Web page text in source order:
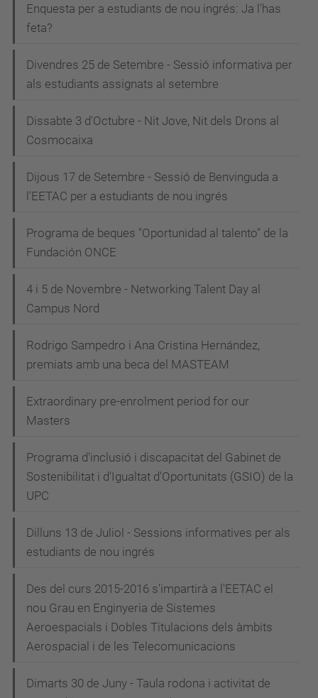
Enquesta per a estudiants de nou ingrés: Ja l'has
feta?
Divendres 25 de Setembre - Sessió informativa per
als estudiants assignats al setembre
Dissabte 3 d'Octubre - Nit Jove, Nit dels Drons al
Cosmocaixa
Dijous 17 de Setembre - Sessió de Benvinguda a
l'EETAC per a estudiants de nou ingrés
Programa de beques "Oportunidad al talento" de la
Fundación ONCE
4 i 5 de Novembre - Networking Talent Day al
Campus Nord
Rodrigo Sampedro i Ana Cristina Hernández,
premiats amb una beca del MASTEAM
Extraordinary pre-enrolment period for our
Masters
Programa d'inclusió i discapacitat del Gabinet de
Sostenibilitat i d'Igualtat d'Oportunitats (GSIO) de la
UPC
Dilluns 13 de Juliol - Sessions informatives per als
estudiants de nou ingrés
Des del curs 2015-2016 s'impartirà a l'EETAC el
nou Grau en Enginyeria de Sistemes
Aeroespacials i Dobles Titulacions dels àmbits
Aerospacial i de les Telecomunicacions
Dimarts 30 de Juny - Taula rodona i activitat de